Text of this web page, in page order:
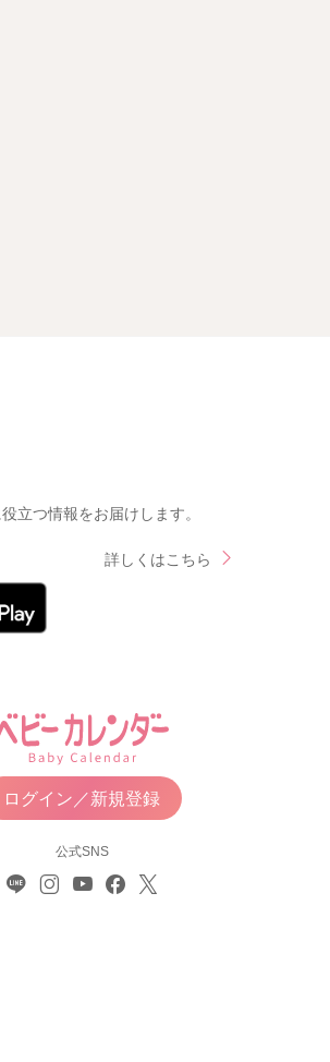
立つ情報をお届けします。
詳しくはこちら
ログイン／新規登録
公式SNS